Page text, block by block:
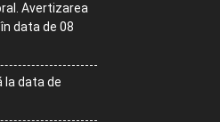
Avertizarea
data de 08
data de